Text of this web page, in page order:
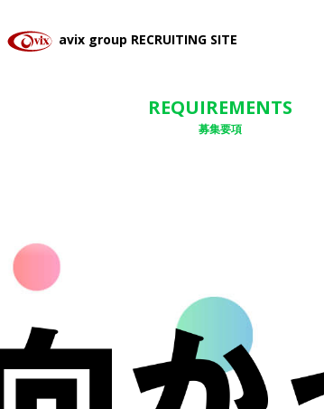
avix group RECRUITING SITE
REQUIREMENTS
募集要項